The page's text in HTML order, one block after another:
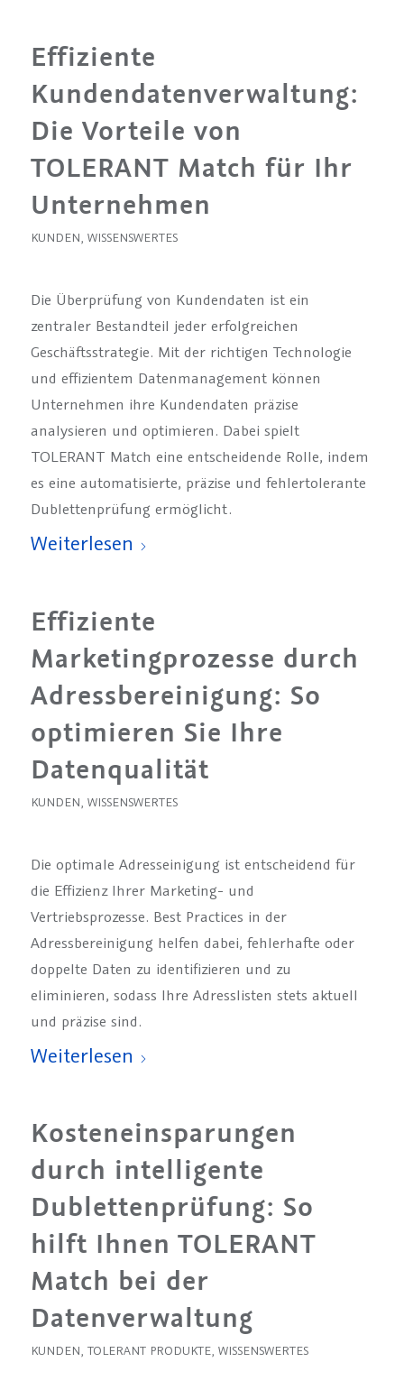
Effiziente
Kundendatenverwaltung:
Die Vorteile von
TOLERANT Match für Ihr
Unternehmen
KUNDEN, WISSENSWERTES
Die Überprüfung von Kundendaten ist ein
zentraler Bestandteil jeder erfolgreichen
Geschäftsstrategie. Mit der richtigen Technologie
und effizientem Datenmanagement können
Unternehmen ihre Kundendaten präzise
analysieren und optimieren. Dabei spielt
TOLERANT Match eine entscheidende Rolle, indem
es eine automatisierte, präzise und fehlertolerante
Dublettenprüfung ermöglicht.
Weiterlesen
Effiziente
Marketingprozesse durch
Adressbereinigung: So
optimieren Sie Ihre
Datenqualität
KUNDEN WISSENSWERTES
Die optimale Adresseinigung ist entscheidend für
die Effizienz Ihrer Marketing- und
Vertriebsprozesse. Best Practices in der
Adressbereinigung helfen dabei, fehlerhafte oder
doppelte Daten zu identifizieren und zu
eliminieren, sodass Ihre Adresslisten stets aktuell
und präzise sind.
Weiterlesen
Kosteneinsparungen
durch intelligente
Dublettenprüfung: So
hilft Ihnen TOLERANT
Match bei der
Datenverwaltung
KUNDEN, TOLERANT PRODUKTE, WISSENSWERTES